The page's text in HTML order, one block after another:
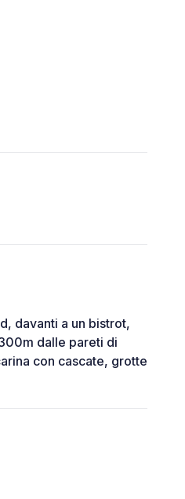
davanti a un bistrot,
dalle pareti di
con cascate, grotte